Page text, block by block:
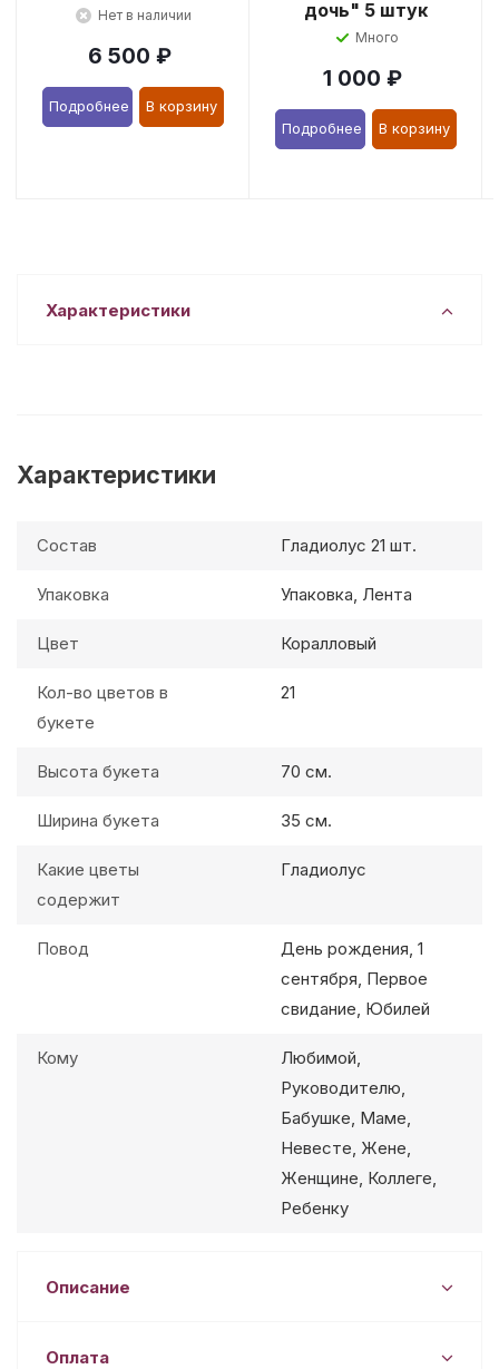
Нет в наличии
6 500 ₽
Подробнее В корзину
дочь" 5 штук
Много
1 000 ₽
Подробнее В корзину
Характеристики
Характеристики
Состав Гладиолус 21 шт.
Упаковка Упаковка, Лента
Цвет Коралловый
Кол-во цветов в
букете
21
Высота букета 70 см.
Ширина букета 35 см.
Какие цветы
содержит
Гладиолус
Повод
День рождения, 1
сентября, Первое
свидание, Юбилей
Кому
Любимой,
Руководителю,
Бабушке, Маме,
Невесте, Жене,
Женщине, Коллеге,
Ребенку
Описание
Оплата